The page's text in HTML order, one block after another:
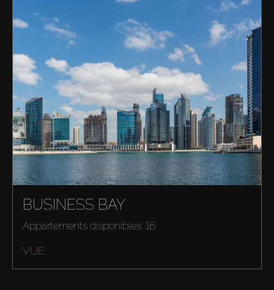
BUSINESS BAY
Appartements disponibles: 16
VUE